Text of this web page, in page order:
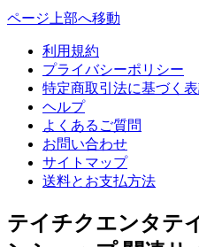
ページ上部へ移動
利用規約
プライバシーポリシー
特定商取引法に基づく
ヘルプ
よくあるご質問
お問い合わせ
サイトマップ
送料とお支払方法
テイチクエンタテ